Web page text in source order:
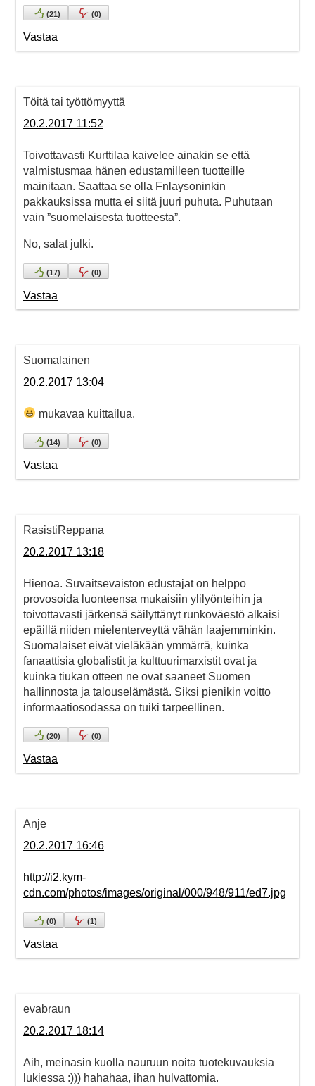
(21) (0)
Vastaa
Töitä tai työttömyyttä
20.2.2017 11:52
Toivottavasti Kurttilaa kaivelee ainakin se että
valmistusmaa hänen edustamilleen tuotteille
mainitaan. Saattaa se olla Fnlaysoninkin
pakkauksissa mutta ei siitä juuri puhuta. Puhutaan
vain ”suomelaisesta tuotteesta”.
No, salat julki.
(17) (0)
Vastaa
Suomalainen
20.2.2017 13:04
mukavaa kuittailua.
(14) (0)
Vastaa
RasistiReppana
20.2.2017 13:18
Hienoa. Suvaitsevaiston edustajat on helppo
provosoida luonteensa mukaisiin ylilyönteihin ja
toivottavasti järkensä säilyttänyt runkoväestö alkaisi
epäillä niiden mielenterveyttä vähän laajemminkin.
Suomalaiset eivät vieläkään ymmärrä, kuinka
fanaattisia globalistit ja kulttuurimarxistit ovat ja
kuinka tiukan otteen ne ovat saaneet Suomen
hallinnosta ja talouselämästä. Siksi pienikin voitto
informaatiosodassa on tuiki tarpeellinen.
(20) (0)
Vastaa
Anje
20.2.2017 16:46
http://i2.kym-
cdn.com/photos/images/original/000/948/911/ed7.jpg
(0) (1)
Vastaa
evabraun
20.2.2017 18:14
Aih, meinasin kuolla nauruun noita tuotekuvauksia
lukiessa :))) hahahaa, ihan hulvattomia.